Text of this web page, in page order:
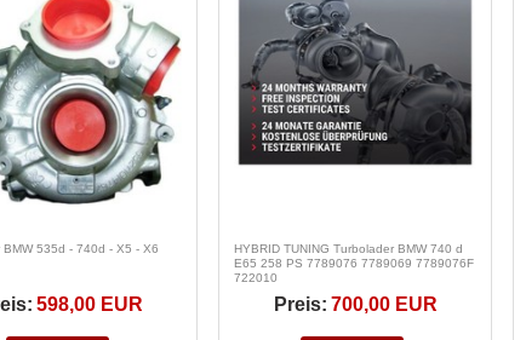
BMW 535d - 740d - X5 - X6
598,00 EUR
HYBRID TUNING Turbolader BMW 740 d
E65 258 PS 7789076 7789069 7789076F
722010
Preis: 700,00 EUR